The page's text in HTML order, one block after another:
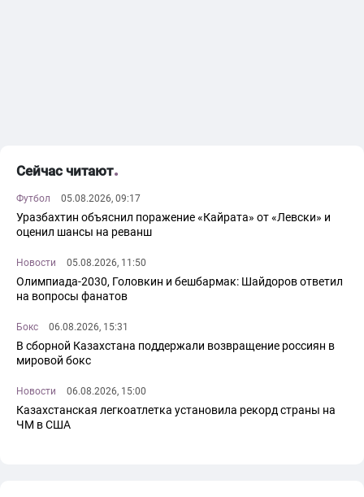
Сейчас читают
Футбол 05.08.2026, 09:17
Уразбахтин объяснил поражение «Кайрата» от «Левски» и
оценил шансы на реванш
Новости 05.08.2026, 11:50
Олимпиада-2030, Головкин и бешбармак: Шайдоров ответил
на вопросы фанатов
Бокс 06.08.2026, 15:31
В сборной Казахстана поддержали возвращение россиян в
мировой бокс
Новости 06.08.2026, 15:00
Казахстанская легкоатлетка установила рекорд страны на
ЧМ в США